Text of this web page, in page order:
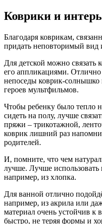
Коврики и
Благодаря коврикам,
придать неповторимый вид
Для детской можно связать
его аппликациями.
непоседы коврик-
героев мультфильмов.
Чтобы ребенку было тепло
сидеть на полу, лучше
пряжи – трикотажной,
коврик лишний раз
родителей.
И, помните, что чем
лучше. Лучше
например, из хлопка.
Для ванной отлично
например, из акрила или
материал очень устойчив к
быстро, не теряя формы и